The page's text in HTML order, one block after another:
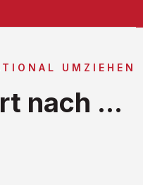
UMZIEHEN
nach ...